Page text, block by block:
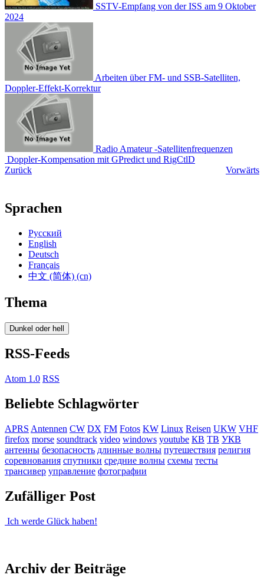
SSTV-Empfang von der ISS am 9 Oktober
2024
Arbeiten über FM- und SSB-Satelliten,
Doppler-Effekt-Korrektur
Radio Amateur -Satellitenfrequenzen
Doppler-Kompensation mit GPredict und RigCtlD
Zurück
Vorwärts
Sprachen
Русский
English
Deutsch
Français
中文 (简体) (cn)
Thema
Dunkel oder hell
RSS-Feeds
Atom 1.0 RSS
Beliebte Schlagwörter
APRS Antennen CW DX FM Fotos KW Linux Reisen UKW VHF
firefox morse soundtrack video windows youtube КВ ТВ УКВ
антенны безопасность длинные волны путешествия религия
соревнования спутники средние волны схемы тесты
трансивер управление фотографии
Zufälliger Post
Ich werde Glück haben!
Archiv der Beiträge